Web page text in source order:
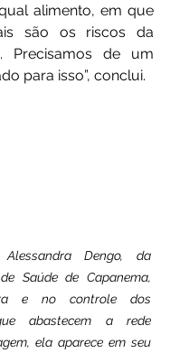
alimento, em que
são os riscos da
Precisamos de um
para isso”, conclui.
Dengo, da
Saúde de Capanema,
e no controle dos
abastecem a rede
ela aparece em seu